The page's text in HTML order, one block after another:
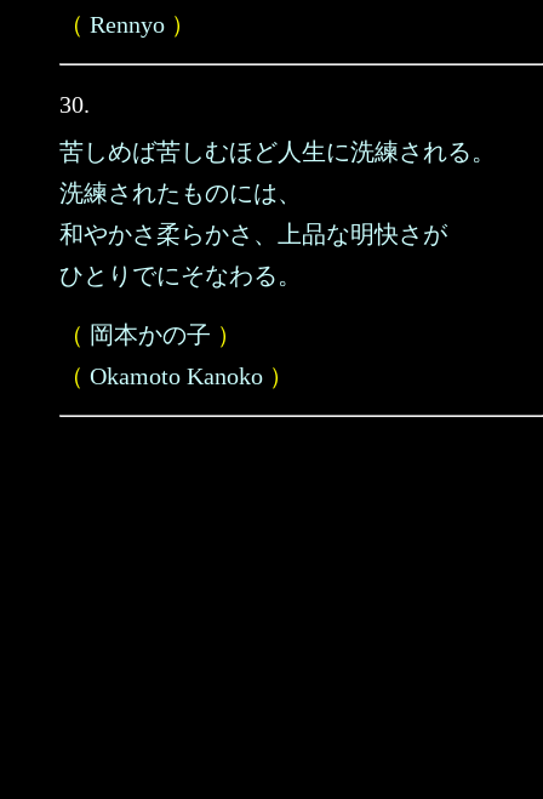
（ Rennyo ）
30.
苦しめば苦しむほど人生に洗練される。
洗練されたものには、
和やかさ柔らかさ、上品な明快さが
ひとりでにそなわる。
（ 岡本かの子 ）
（ Okamoto Kanoko ）